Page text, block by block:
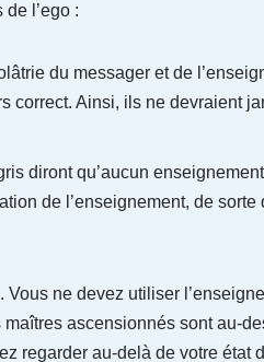
l’ego :
du messager et de
correct. Ainsi, ils ne devraient
diront qu’aucun enseignement
de l’enseignement, de sorte
ne devez utiliser
ascensionnés sont au-
regarder au-delà de votre état